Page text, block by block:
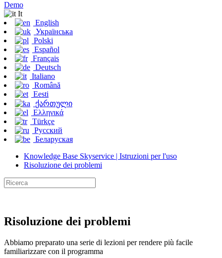
Demo
It
English
Українська
Polski
Español
Français
Deutsch
Italiano
Română
Eesti
ქართული
Ελληνικά
Türkçe
Русский
Беларуская
Knowledge Base Skyservice | Istruzioni per l'uso
Risoluzione dei problemi
Risoluzione dei problemi
Abbiamo preparato una serie di lezioni per rendere più facile
familiarizzare con il programma